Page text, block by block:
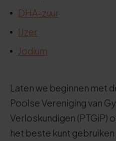
DHA-zuur
IJzer
Jodium
Laten we beginnen met
Poolse Vereniging van
Verloskundigen (PTGiP)
het beste kunt